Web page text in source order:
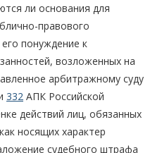
ли основания для
правового
понуждение к
возложенных на
арбитражному суду
332 АПК Российской
действий лиц, обязанных
носящих характер
судебного штрафа